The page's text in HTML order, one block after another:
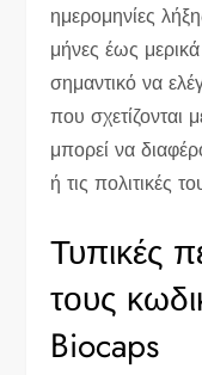
ημερομηνίες
μήνες έως
σημαντικό να
που σχετίζονται
μπορεί να
ή τις πολιτικές
Τυπικές
τους
Biocaps